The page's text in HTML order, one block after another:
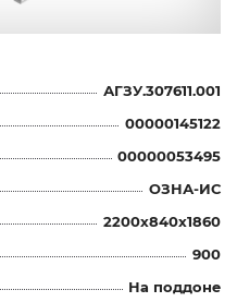
АГЗУ.307611.001
00000145122
00000053495
ОЗНА-ИС
2200x840x1860
900
На поддоне